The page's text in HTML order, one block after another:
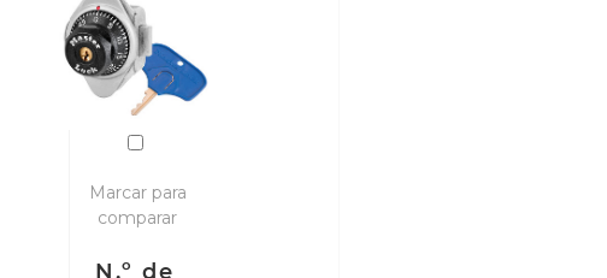
Marcar para
comparar
N.º de